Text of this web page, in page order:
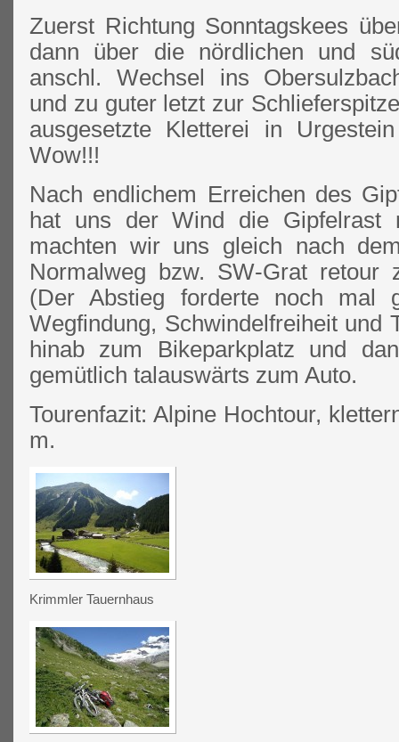
Zuerst Richtung Sonntagskees
dann über die nördlichen und
anschl. Wechsel ins
und zu guter letzt zur
ausgesetzte Kletterei in
Wow!!!
Nach endlichem Erreichen des
hat uns der Wind die Gipfelrast
machten wir uns gleich nach
Normalweg bzw. SW-Grat retour
(Der Abstieg forderte noch mal
Wegfindung, Schwindelfreiheit und
hinab zum Bikeparkplatz und
gemütlich talauswärts zum Auto.
Tourenfazit: Alpine Hochtour,
m.
Krimmler Tauernhaus